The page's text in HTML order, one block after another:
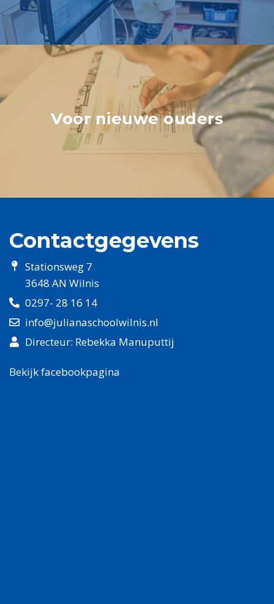
Voor nieuwe ouders
Contactgegevens
Stationsweg 7
3648 AN Wilnis
0297- 28 16 14
info@julianaschoolwilnis.nl
Directeur: Rebekka Manuputtij
Bekijk facebookpagina